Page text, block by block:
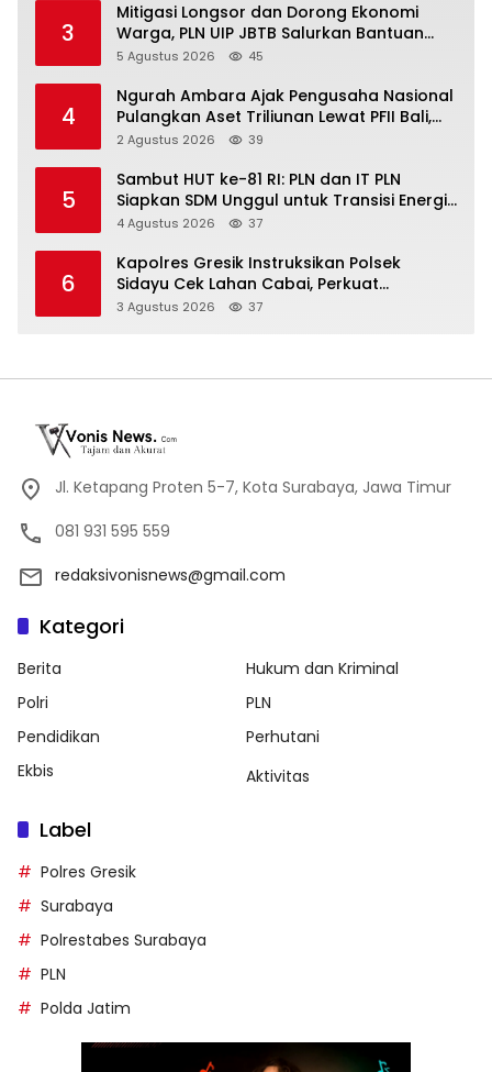
3
Mitigasi Longsor dan Dorong Ekonomi
Warga, PLN UIP JBTB Salurkan Bantuan
Konservasi 4.000 Pohon Aren Genjah Asal
5 Agustus 2026 45
4
Ngurah Ambara Ajak Pengusaha Nasional
Pulangkan Aset Triliunan Lewat PFII Bali,
Targetkan Investor Global
2 Agustus 2026 39
5
Sambut HUT ke-81 RI: PLN dan IT PLN
Siapkan SDM Unggul untuk Transisi Energi
Lewat Pelatihan Energi Terbarukan bagi
4 Agustus 2026 37
6
Kapolres Gresik Instruksikan Polsek
Sidayu Cek Lahan Cabai, Perkuat
Ketahanan Pangan dan Stabilitas Harga
3 Agustus 2026 37
Jl. Ketapang Proten 5-7, Kota Surabaya, Jawa Timur
081 931 595 559
redaksivonisnews@gmail.com
Kategori
Berita
Hukum dan Kriminal
Polri
PLN
Pendidikan
Perhutani
Ekbis
Aktivitas
Label
Polres Gresik
Surabaya
Polrestabes Surabaya
PLN
Polda Jatim